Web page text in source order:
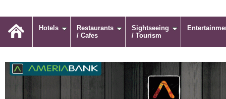
Hotels
Restaurants
/ Cafes
Sightseeing
/ Tourism